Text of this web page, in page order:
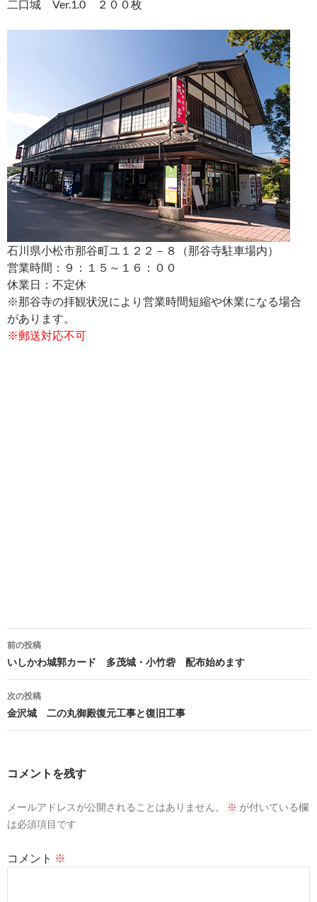
二口城 Ver.1.0 ２００枚
石川県小松市那谷町ユ１２２－８（那谷寺駐車場内）
営業時間：９：１５～１６：００
休業日：不定休
※那谷寺の拝観状況により営業時間短縮や休業になる場合
があります。
※郵送対応不可
投
稿
ナ
ビ
ゲ
ョ
前の投稿
いしかわ城郭カード 多茂城・小竹砦 配布始めます
次の投稿
金沢城 二の丸御殿復元工事と復旧工事
コメントを残す
メールアドレスが公開されることはありません。 ※ が付いている欄
は必須項目です
コメント ※